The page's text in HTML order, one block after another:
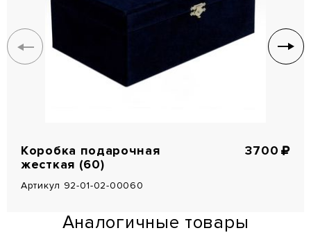
Коробка подарочная
жесткая (60)
Артикул 92-01-02-00060
3700
Аналогичные товары